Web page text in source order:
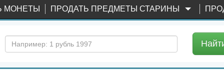
МОНЕТЫ ПРОДАТЬ ПРЕДМЕТЫ СТАРИНЫ